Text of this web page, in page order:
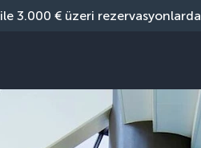
ile 3.000 € üzeri rezervasyonlarda